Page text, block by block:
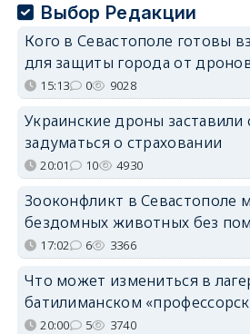
Выбор Редакции
Кого в Севастополе готовы
для защиты города от
15:13 0 9028
Украинские дроны заставили
задуматься о страховании
20:01 10 4930
Зооконфликт в Севастополе
бездомных животных без
17:02 6 3366
Что может измениться в
батилиманском
20:00 5 3740